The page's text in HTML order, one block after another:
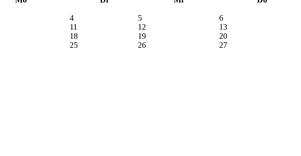
4 5 6
11 12 13
18 19 20
25 26 27